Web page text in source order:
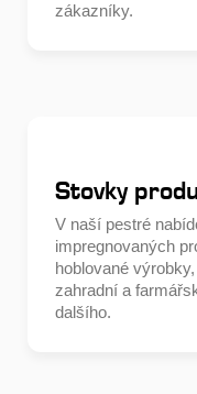
zákazníky.
Stovky
V naší pestré
impregnovaných
hoblované
zahradní a
dalšího.